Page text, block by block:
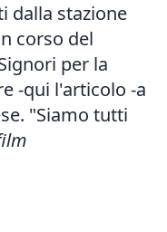
dalla stazione
corso del
per la
-qui l'articolo -a
"Siamo tutti